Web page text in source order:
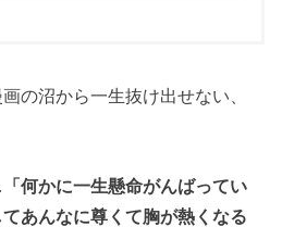
の沼から一生抜け出せない、
「何かに一生懸命がんばってい
あんなに尊くて胸が熱くなる